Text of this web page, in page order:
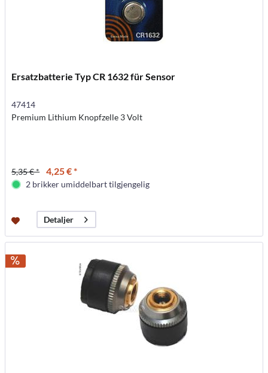
Ersatzbatterie Typ CR 1632 für Sensor
47414
Premium Lithium Knopfzelle 3 Volt
5,35 € * 4,25 € *
2 brikker umiddelbart tilgjengelig
Detaljer